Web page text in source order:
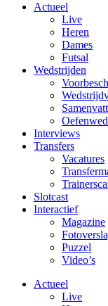
Actueel
Live
Heren
Dames
Futsal
Wedstrijden
Interviews
Transfers
Vacatures
Slotcast
Interactief
Magazine
Puzzel
Video’s
Actueel
Live